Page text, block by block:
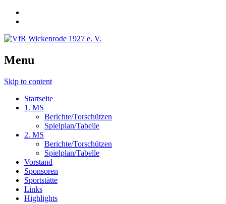
Menu
Skip to content
Startseite
1. MS
Berichte/Torschützen
Spielplan/Tabelle
2. MS
Berichte/Torschützen
Spielplan/Tabelle
Vorstand
Sponsoren
Sportstätte
Links
Highlights